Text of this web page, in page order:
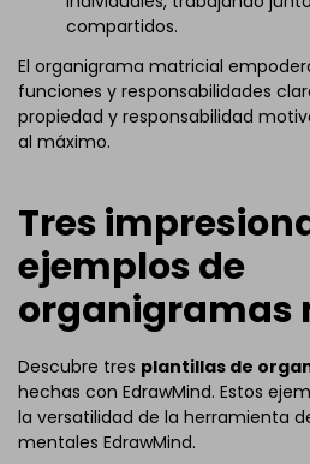
compartidos.
El organigrama matricial
funciones y responsabilidades
propiedad y responsabilidad
al máximo.
Tres
ejemplos de
organigramas
Descubre tres plantillas de
hechas con EdrawMind. Estos
la versatilidad de la herramienta
mentales EdrawMind.